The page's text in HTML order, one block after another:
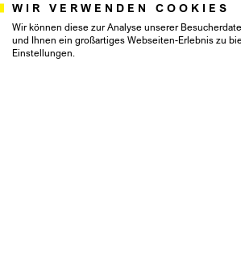
WIR VERWENDEN COOKIES
Wir können diese zur Analyse unserer
und Ihnen ein großartiges Webseiten-Erlebnis zu
Einstellungen.